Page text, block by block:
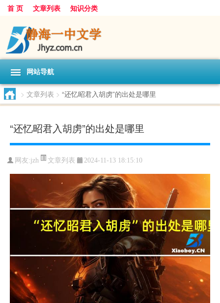
首 页 文章列表 知识分类
网站导航
> 文章列表 > “还忆昭君入胡虏”的出处是哪里
“还忆昭君入胡虏”的出处是哪里
网友:jzh 文章列表 2024-11-13 18:15:10